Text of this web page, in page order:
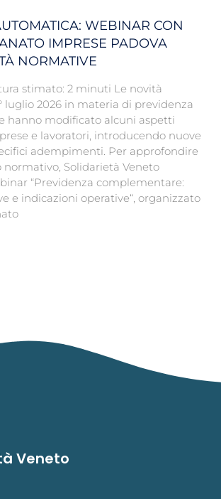
WEBINAR CON
IMPRESE PADOVA
NORMATIVE
stimato: 2 minuti Le novità
luglio 2026 in materia di previdenza
hanno modificato alcuni aspetti
e lavoratori, introducendo nuove
adempimenti. Per approfondire
normativo, Solidarietà Veneto
“Previdenza complementare:
e indicazioni operative“, organizzato
Veneto